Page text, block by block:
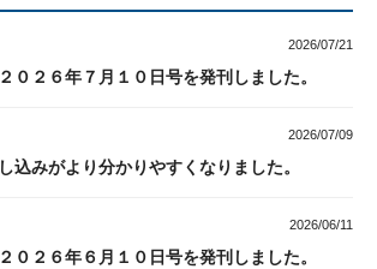
2026/07/21
０２６年７月１０日号を発刊しました。
2026/07/09
込みがより分かりやすくなりました。
2026/06/11
０２６年６月１０日号を発刊しました。